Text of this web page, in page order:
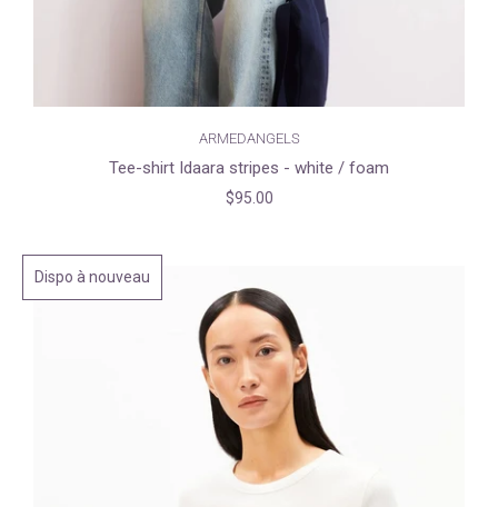
ARMEDANGELS
Tee-shirt Idaara stripes - white / foam
$95.00
Dispo à nouveau